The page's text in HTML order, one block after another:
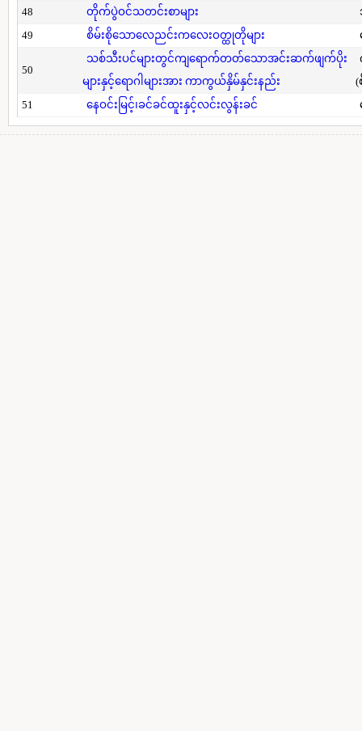
48 တိုက်ပွဲဝင်သတင်းစာများ
49
စိမ်းစိုသောလေညင်းကလေးဝတ္ထုတိုများ
50
သစ်သီးပင်များတွင်ကျရောက်တတ်သောအင်းဆက်ဖျက်ပိုး
များနှင့်ရောဂါများအား ကာကွယ်နှိမ်နှင်းနည်း
(
51
နေဝင်းမြင့်၊ခင်ခင်ထူးနှင့်လင်းလွန်းခင်